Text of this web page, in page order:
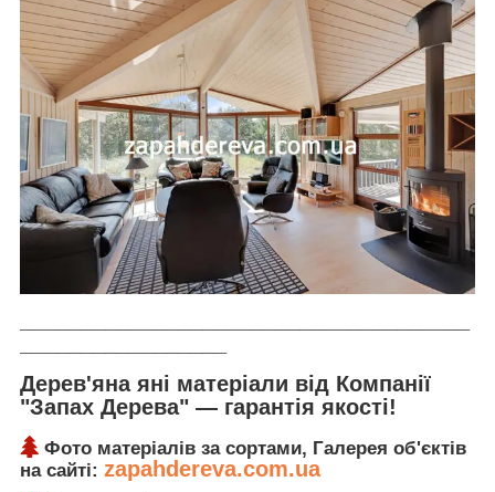
Дерев'яна яні матеріали від Компанії
"Запах Дерева" ― гарантія якості!
Фото матеріалів за сортами, Галерея об'єктів
на сайті: zapahdereva.com.ua